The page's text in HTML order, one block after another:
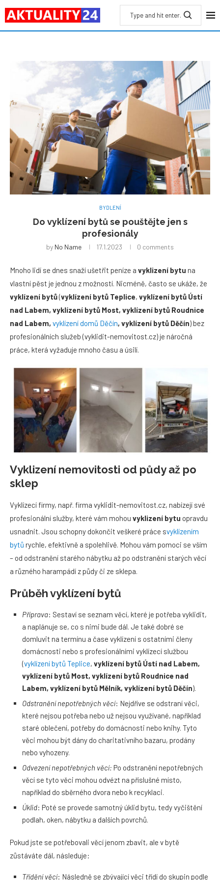
BYDLENÍ
Do vyklízení bytů se pouštějte jen s
profesionály
by No Name 17.1.2023 0 comments
Mnoho lidí se dnes snaží ušetřit peníze a vyklizení bytu na
vlastní pěst je jednou z možností. Nicméně, často se ukáže, že
vyklízení bytů(vyklízení bytů Teplice, vyklízení bytů Ústí
nad Labem, vyklízení bytů Most, vyklízení bytů Roudnice
nad Labem, vyklízení domů Děčín, vyklízení bytů Děčín) bez
profesionálních služeb (vyklidit-nemovitost.cz) je náročná
práce, která vyžaduje mnoho času a úsilí.
Vyklizení nemovitosti od půdy až po
sklep
Vyklízecí firmy, např. firma vyklidit-nemovitost.cz, nabízejí své
profesionální služby, které vám mohou vyklizení bytu opravdu
usnadnit. Jsou schopny dokončit veškeré práce svyklízením
bytů rychle, efektivně a spolehlivě. Mohou vám pomoci se vším
– od odstranění starého nábytku až po odstranění starých věcí
a různého harampádí z půdy či ze sklepa.
Průběh vyklízení bytů
Příprava: Sestaví se seznam věcí, které je potřeba vyklidit,
a naplánuje se, co s nimi bude dál. Je také dobré se
domluvit na termínu a čase vyklízení s ostatními členy
domácnosti nebo s profesionálními vyklízecí službou
(vyklízení bytů Teplice, vyklízení bytů Ústí nad Labem,
vyklízení bytů Most, vyklízení bytů Roudnice nad
Labem, vyklízení bytů Mělník, vyklízení bytů Děčín).
Odstranění nepotřebných věcí: Nejdříve se odstraní věci,
které nejsou potřeba nebo už nejsou využívané, například
staré oblečení, potřeby do domácnosti nebo knihy. Tyto
věci mohou být dány do charitativního bazaru, prodány
nebo vyhozeny.
Odvezení nepotřebných věcí: Po odstranění nepotřebných
věcí se tyto věci mohou odvézt na příslušné místo,
například do sběrného dvora nebo k recyklaci.
Úklid: Poté se provede samotný úklid bytu, tedy vyčištění
podlah, oken, nábytku a dalších povrchů.
Pokud jste se potřebovali věcí jenom zbavit, ale v bytě
zůstáváte dál, následuje:
Třídění věcí: Následně se zbývající věci třídí do skupin podle